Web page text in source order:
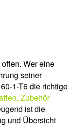
Wer eine
seiner
1-T6 die richtige
Zubehör
ist die
und Übersicht